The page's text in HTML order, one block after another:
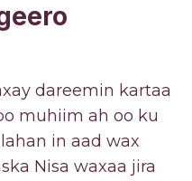
dareemin kartaa
muhiim ah oo ku
in aad wax
Nisa waxaa jira